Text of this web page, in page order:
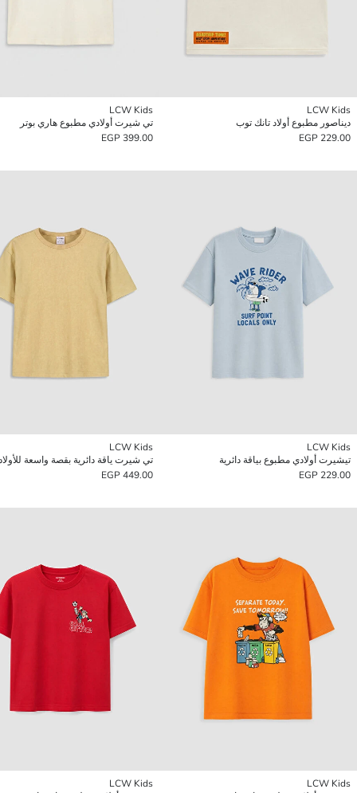
LCW Kids
ديناصور مطبوع أولاد تانك توب
229.00 EGP
LCW Kids
تي شيرت أولادي مطبوع هاري بوتر
399.00 EGP
LCW Kids
تيشيرت أولادي مطبوع بياقة دائرية
229.00 EGP
LCW Kids
تي شيرت ياقة دائرية بقصة واسعة
449.00 EGP
LCW Kids
LCW Kids